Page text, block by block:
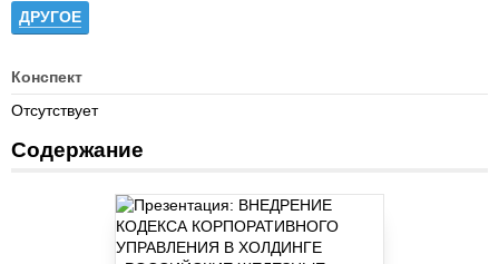
ДРУГОЕ
Конспект
Отсутствует
Содержание